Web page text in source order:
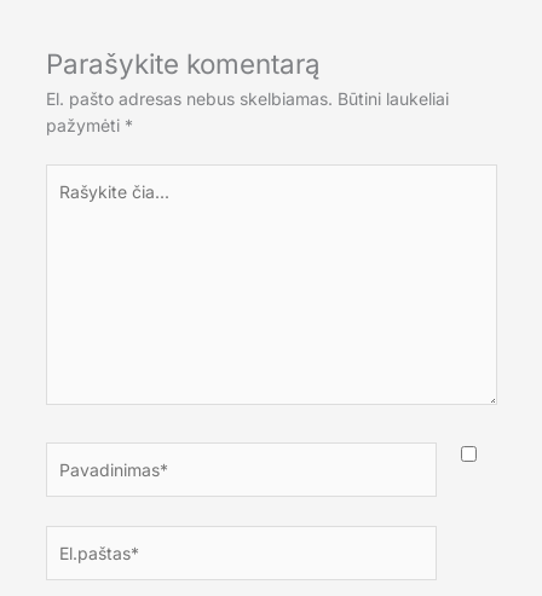
Parašykite komentarą
El. pašto adresas nebus skelbiamas. Būtini laukeliai
pažymėti *
čia...